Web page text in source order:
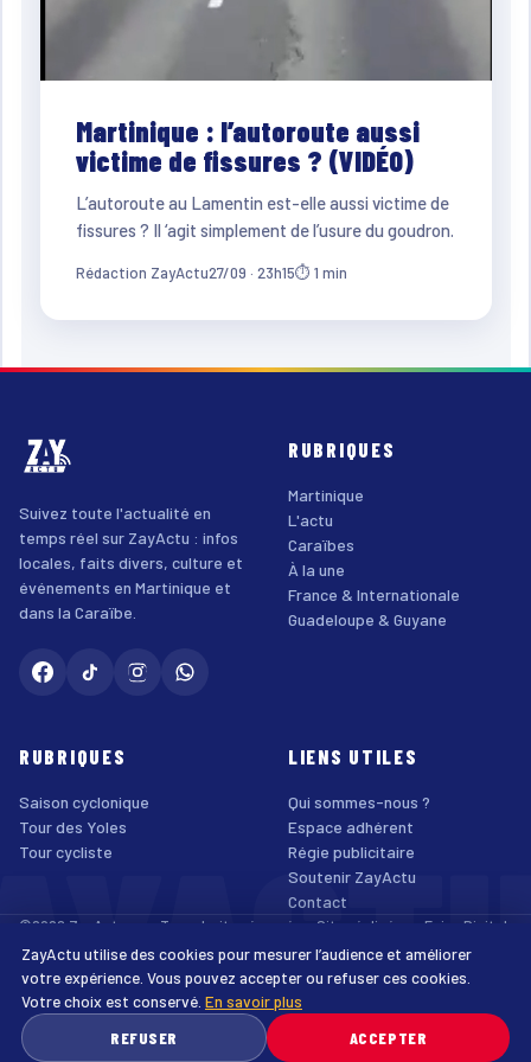
Martinique : l’autoroute aussi
victime de fissures ? (VIDÉO)
L’autoroute au Lamentin est-elle aussi victime de
fissures ? Il ‘agit simplement de l’usure du goudron.
Rédaction ZayActu27/09 · 23h15⏱ 1 min
Suivez toute l'actualité en
temps réel sur ZayActu : infos
locales, faits divers, culture et
événements en Martinique et
dans la Caraïbe.
RUBRIQUES
Martinique
L'actu
Caraïbes
À la une
France & Internationale
Guadeloupe & Guyane
RUBRIQUES
Saison cyclonique
Tour des Yoles
Tour cycliste
LIENS UTILES
Qui sommes-nous ?
Espace adhérent
Régie publicitaire
Soutenir ZayActu
Contact
©2026 ZayActu.org. Tous droits réservés. · Site réalisé par Enjoy Digital
Agency
Mentions légales
Confidentialité Cookies Accessibilité
ZayActu utilise des cookies pour mesurer l’audience et améliorer
votre expérience. Vous pouvez accepter ou refuser ces cookies.
Votre choix est conservé. En savoir plus
REFUSER
ACCEPTER